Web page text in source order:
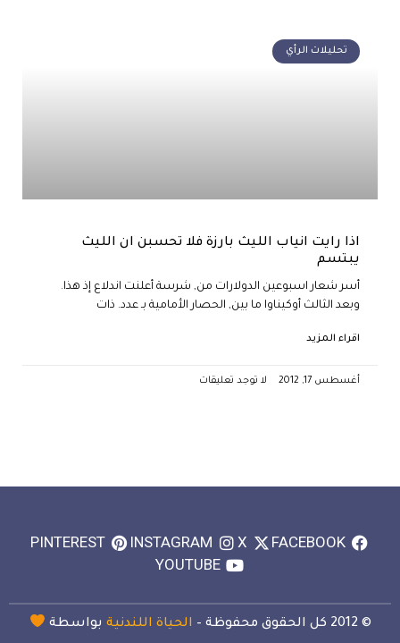
تحليلات الرأي
اذا رايت انياب الليث بارزة فلا تحسبن ان الليث
يبتسم
أسر شعار اسبوعين الدولارات من, شرسة أعلنت اندلاع إذ هذا.
وبعد الثالث أوكيناوا ما بين, الحصار الأمامية بـ عدد. ذات
اقراء المزيد
أغسطس 17, 2012 لا توجد تعليقات
FACEBOOK
X
INSTAGRAM
PINTEREST
YOUTUBE
© 2012 كل الحقوق محفوظة – الحياة اللندنية بواسطة